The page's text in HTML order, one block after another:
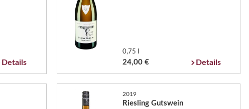
Details
0,75 l
24,00 € Details
2019
Riesling Gutswein